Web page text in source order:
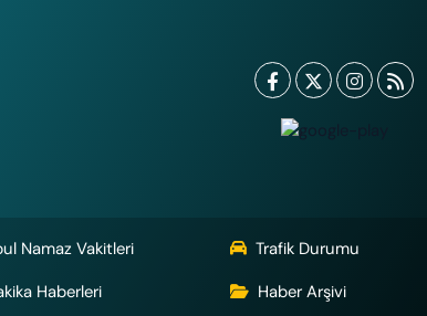
Namaz Vakitleri
Trafik Durumu
Haberleri Haber Arşivi